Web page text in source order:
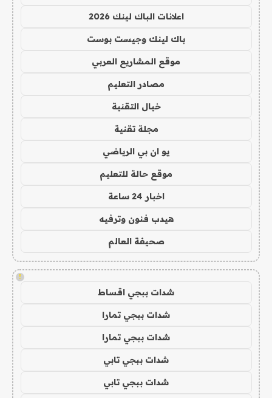
اعلانات الباك لينك 2026
باك لينك وجيست بوست
موقع المشاريع العربي
مصادر التعليم
خيال التقنية
مجلة تقنية
يو ان بي الرياضي
موقع حالة للتعليم
اخبار 24 ساعة
هيدب فنون وترفيه
صحيفة العالم
!
شدات ببجي اقساط
شدات ببجي تمارا
شدات ببجي تمارا
شدات ببجي تابي
شدات ببجي تابي